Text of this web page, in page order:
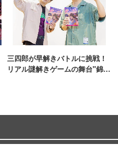
三四郎が早解きバトルに挑戦！
リアル謎解きゲームの舞台"錦糸